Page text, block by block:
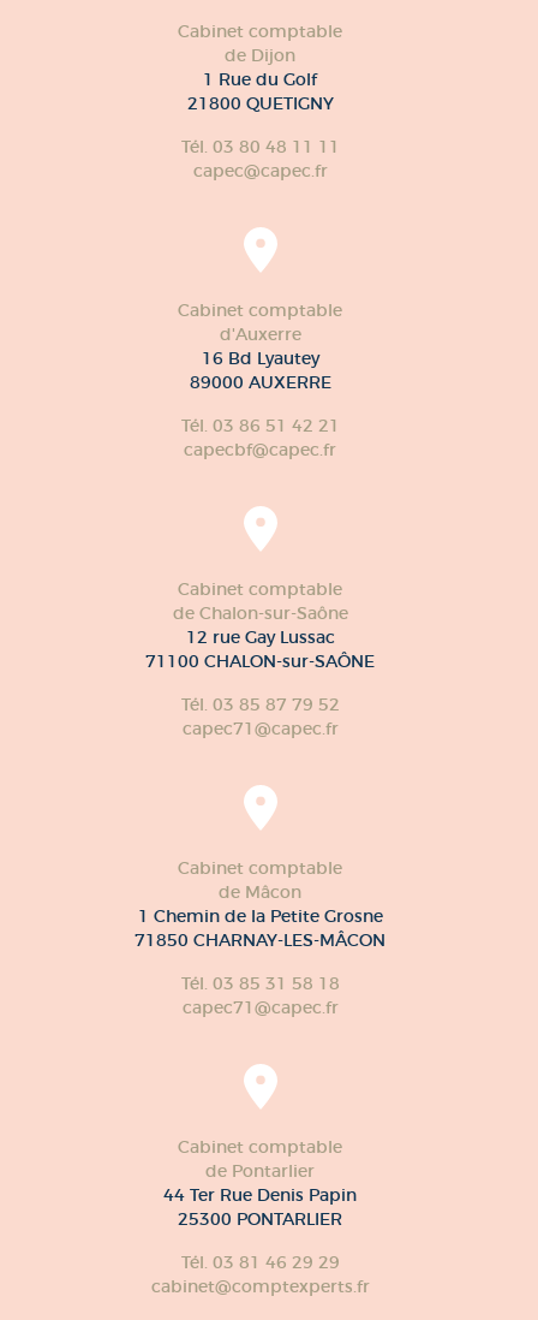
Cabinet comptable
de Dijon
1 Rue du Golf
21800 QUETIGNY
Tél. 03 80 48 11 11
capec@capec.fr
Cabinet comptable
d'Auxerre
16 Bd Lyautey
89000 AUXERRE
Tél. 03 86 51 42 21
capecbf@capec.fr
Cabinet comptable
de Chalon-sur-Saône
12 rue Gay Lussac
71100 CHALON-sur-SAÔNE
Tél. 03 85 87 79 52
capec71@capec.fr
Cabinet comptable
de Mâcon
1 Chemin de la Petite Grosne
71850 CHARNAY-LES-MÂCON
Tél. 03 85 31 58 18
capec71@capec.fr
Cabinet comptable
de Pontarlier
44 Ter Rue Denis Papin
25300 PONTARLIER
Tél. 03 81 46 29 29
cabinet@comptexperts.fr